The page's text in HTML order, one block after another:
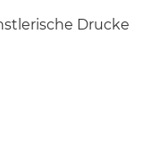
Drucke